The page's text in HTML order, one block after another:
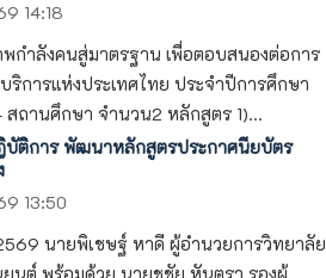
14:18
กำลังคนสู่มาตรฐาน เพื่อตอบสนองต่อการ
การแห่งประเทศไทย ประจำปีการศึกษา
ถานศึกษา จำนวน2 หลักสูตร 1)...
บัติการ พัฒนาหลักสูตรประกาศนียบัตร
13:50
นายพิเชษฐ์ หาดี ผู้อำนวยการวิทยาลัย